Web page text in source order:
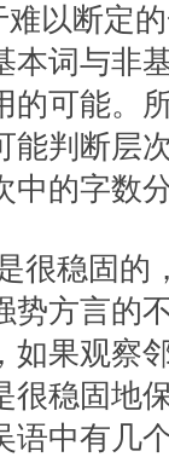
难以断定
本词与非
的可能。
能判断层
中的字数
很稳固的
势方言的
如果观察
很稳固地
语中有几